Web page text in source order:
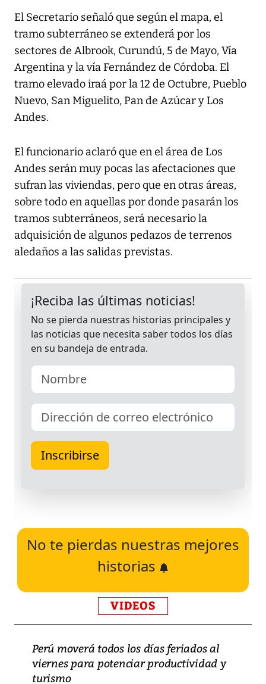
El Secretario señaló que según el mapa, el
tramo subterráneo se extenderá por los
sectores de Albrook, Curundú, 5 de Mayo, Vía
Argentina y la vía Fernández de Córdoba. El
tramo elevado iraá por la 12 de Octubre, Pueblo
Nuevo, San Miguelito, Pan de Azúcar y Los
Andes.
El funcionario aclaró que en el área de Los
Andes serán muy pocas las afectaciones que
sufran las viviendas, pero que en otras áreas,
sobre todo en aquellas por donde pasarán los
tramos subterráneos, será necesario la
adquisición de algunos pedazos de terrenos
aledaños a las salidas previstas.
No te pierdas nuestras mejores
historias
VIDEOS
Perú moverá todos los días feriados al
viernes para potenciar productividad y
turismo